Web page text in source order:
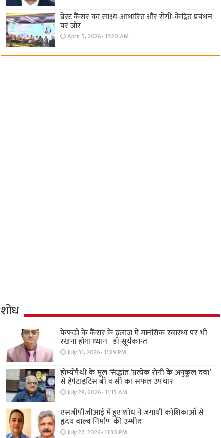
ब्रेस्ट कैंसर का साक्ष्य-आधारित और रोगी-केंद्रित प्रबंधन
पर जोर
April 5, 2026- 12:20 AM
शोध
फेफड़ों के कैंसर के इलाज में मानसिक स्वास्थ्य पर भी
रखना होगा ध्यान : डॉ सूर्यकान्त
July 31, 2026- 11:29 PM
होम्योपैथी के मूल सिद्धांत ‘प्रत्येक रोगी केे अनुकूल दवा’
से हेपेटाइटिस बी व सी का सफल उपचार
July 28, 2026- 11:15 AM
एसजीपीजीआई में हुए शोध ने जगायी कोशिकाओं से
हृदय वाल्व निर्माण की उम्मीद
July 27, 2026- 11:30 PM